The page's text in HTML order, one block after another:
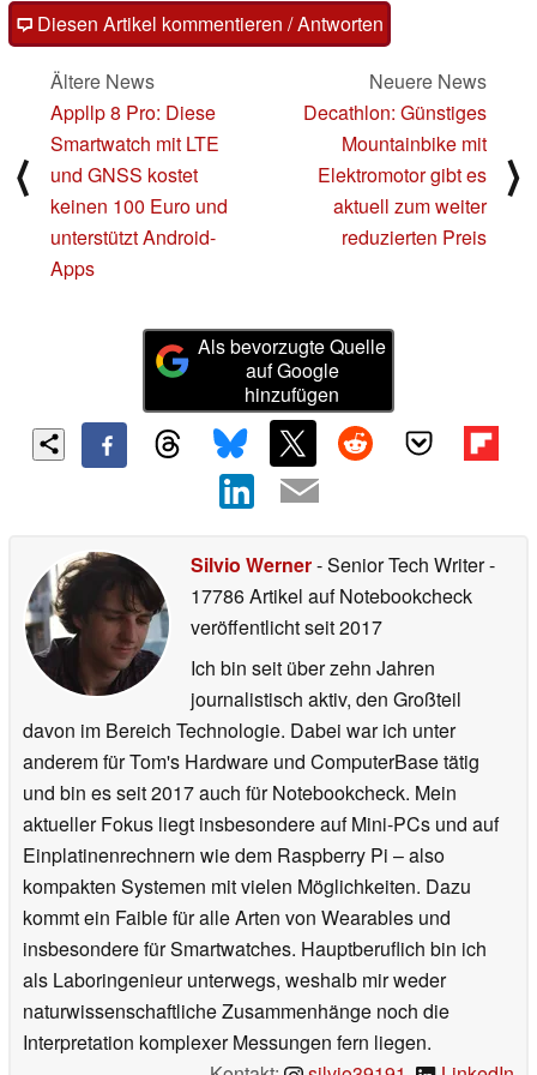
Diesen Artikel kommentieren / Antworten
⟨
Ältere News
Appllp 8 Pro: Diese
Smartwatch mit LTE
und GNSS kostet
keinen 100 Euro und
unterstützt Android-
Apps
Neuere News
Decathlon: Günstiges
Mountainbike mit
Elektromotor gibt es
aktuell zum weiter
reduzierten Preis
⟩
Als bevorzugte Quelle
auf Google
hinzufügen
Silvio Werner- Senior Tech Writer-
17786 Artikel auf Notebookcheck
veröffentlichtseit 2017
Ich bin seit über zehn Jahren
journalistisch aktiv, den Großteil
davon im Bereich Technologie. Dabei war ich unter
anderem für Tom's Hardware und ComputerBase tätig
und bin es seit 2017 auch für Notebookcheck. Mein
aktueller Fokus liegt insbesondere auf Mini-PCs und auf
Einplatinenrechnern wie dem Raspberry Pi – also
kompakten Systemen mit vielen Möglichkeiten. Dazu
kommt ein Faible für alle Arten von Wearables und
insbesondere für Smartwatches. Hauptberuflich bin ich
als Laboringenieur unterwegs, weshalb mir weder
naturwissenschaftliche Zusammenhänge noch die
Interpretation komplexer Messungen fern liegen.